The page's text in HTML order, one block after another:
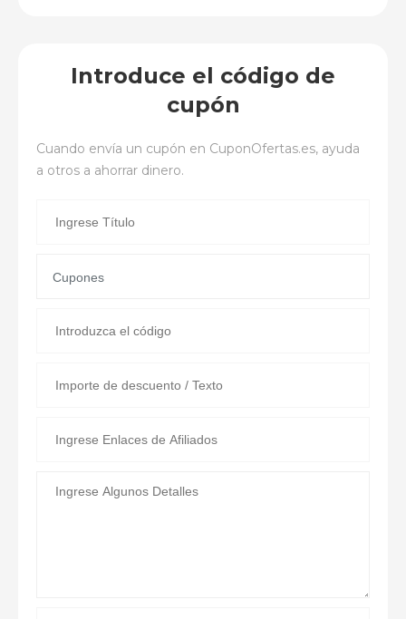
Introduce el código de
cupón
Cuando envía un cupón en CuponOfertas.es, ayuda
a otros a ahorrar dinero.